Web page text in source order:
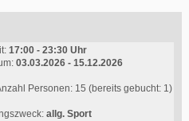
17:00 - 23:30 Uhr
03.03.2026 - 15.12.2026
Personen: 15 (bereits gebucht: 1)
allg. Sport